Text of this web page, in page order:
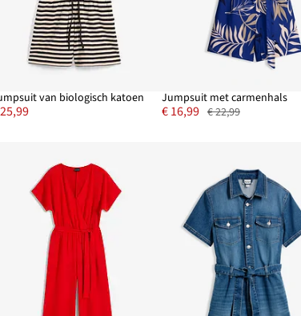
van biologisch katoen Jumpsuit met carmenhals
€ 16,99 € 22,99